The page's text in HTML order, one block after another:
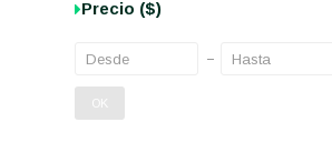
Precio ($)
OK